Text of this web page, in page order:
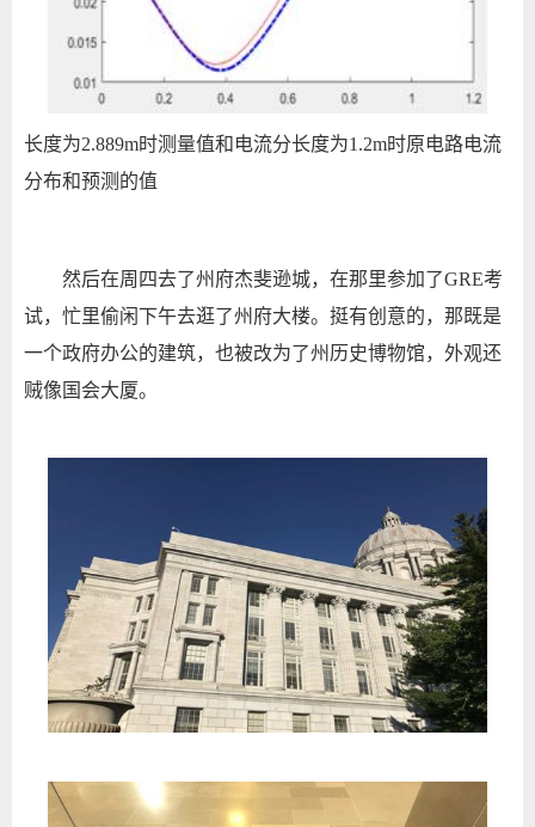
长度为2.889m时测量值和电流分长度为1.2m时原电路电流
分布和预测的值
然后在周四去了州府杰斐逊城，在那里参加了GRE考
试，忙里偷闲下午去逛了州府大楼。挺有创意的，那既是
一个政府办公的建筑，也被改为了州历史博物馆，外观还
贼像国会大厦。